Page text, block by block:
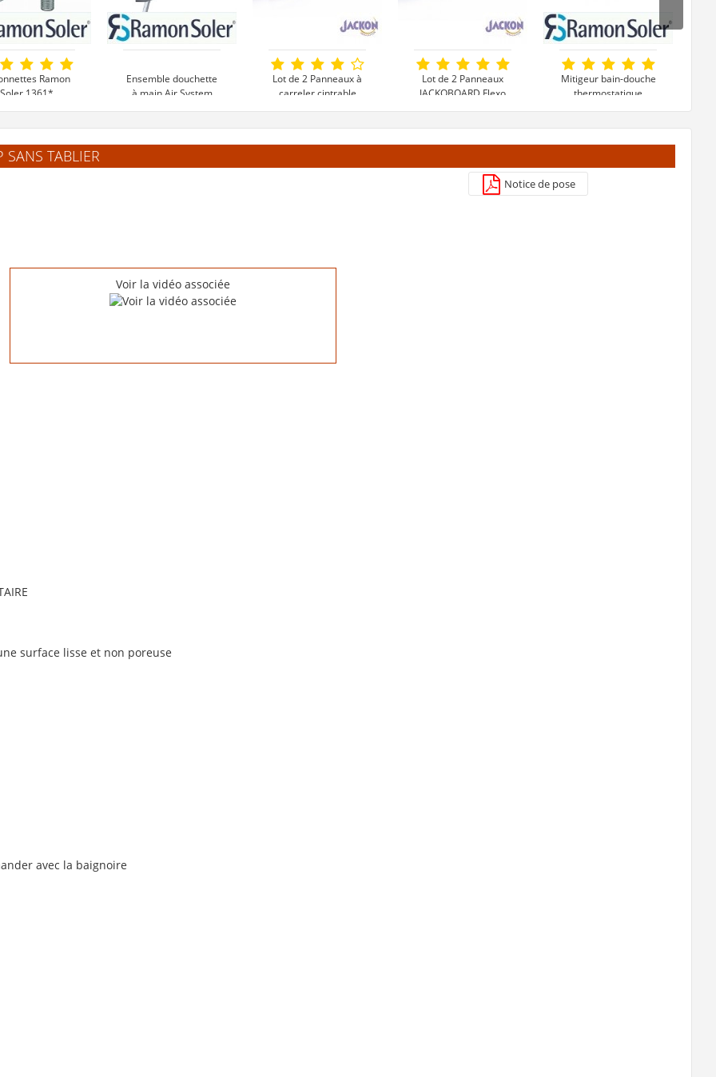
Ramon
Soler 1361*
30 €
Ensemble douchette
à main Air System
49 €
Lot de 2 Panneaux à
carreler cintrable
59 €
Lot de 2 Panneaux
JACKOBOARD Flexo
29,90 €
Voir le produit
Mitigeur bain-douche
thermostatique
219 €
Voir le produit
TABLIER
Notice de pose
Voir la vidéo associée
surface lisse et non poreuse
avec la baignoire